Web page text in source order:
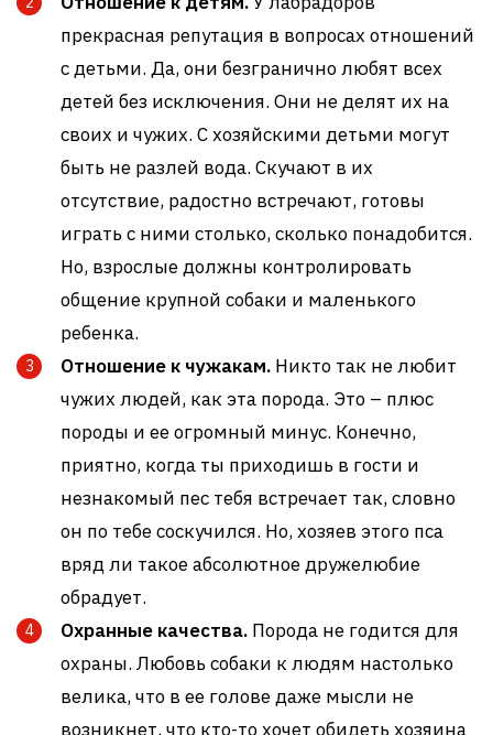
прекрасная репутация в вопросах отношений
с детьми. Да, они безгранично любят всех
детей без исключения. Они не делят их на
своих и чужих. С хозяйскими детьми могут
быть не разлей вода. Скучают в их
отсутствие, радостно встречают, готовы
играть с ними столько, сколько понадобится.
Но, взрослые должны контролировать
общение крупной собаки и маленького
ребенка.
Отношение к чужакам. Никто так не любит
чужих людей, как эта порода. Это – плюс
породы и ее огромный минус. Конечно,
приятно, когда ты приходишь в гости и
незнакомый пес тебя встречает так, словно
он по тебе соскучился. Но, хозяев этого пса
вряд ли такое абсолютное дружелюбие
обрадует.
Охранные качества. Порода не годится для
охраны. Любовь собаки к людям настолько
велика, что в ее голове даже мысли не
возникнет, что кто-то хочет обидеть хозяина